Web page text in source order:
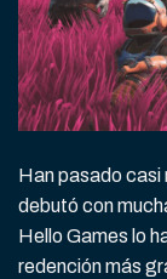
Han pasado casi
debutó con
Hello Games lo
redención más